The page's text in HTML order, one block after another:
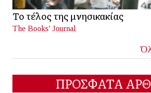
Το τέλος της μνησικακίας
The Books' Journal
ΠΡΟΣΦΑΤΑ